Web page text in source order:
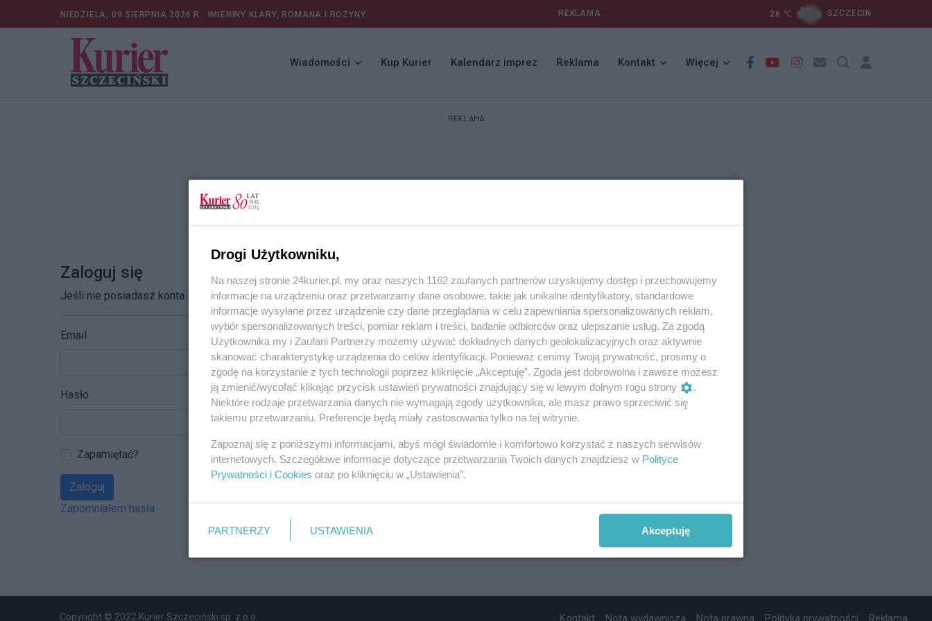
NIEDZIELA, 09 SIERPNIA 2026 R. IMIENINY KLARY, ROMANA I ROZYNY REKLAMA 26 ℃ SZCZECIN
Wiadomości Kup Kurier Kalendarz imprez Reklama Kontakt Więcej
REKLAMA
Zaloguj się
Jeśli nie posiadasz konta Zarejestruj się
Email
Hasło
Zapamiętać?
Zaloguj
Zapomniałem hasła
Copyright © 2022 Kurier Szczeciński sp. z o.o. Kontakt Nota wydawnicza Nota prawna Polityka prywatności Reklama
Drogi Użytkowniku,
Na naszej stronie 24kurier.pl, my oraz naszych 1162 zaufanych partnerów uzyskujemy dostęp i przechowujemy
informacje na urządzeniu oraz przetwarzamy dane osobowe, takie jak unikalne identyfikatory, standardowe
informacje wysyłane przez urządzenie czy dane przeglądania w celu zapewniania spersonalizowanych reklam,
wybór spersonalizowanych treści, pomiar reklam i treści, badanie odbiorców oraz ulepszanie usług. Za zgodą
Użytkownika my i Zaufani Partnerzy możemy używać dokładnych danych geolokalizacyjnych oraz aktywnie
skanować charakterystykę urządzenia do celów identyfikacji. Ponieważ cenimy Twoją prywatność, prosimy o
zgodę na korzystanie z tych technologii poprzez kliknięcie „Akceptuję”. Zgoda jest dobrowolna i zawsze możesz
ją zmienić/wycofać klikając przycisk ustawień prywatności znajdujący się w lewym dolnym rogu strony
.
Niektóre rodzaje przetwarzania danych nie wymagają zgody użytkownika, ale masz prawo sprzeciwić się
takiemu przetwarzaniu. Preferencje będą miały zastosowania tylko na tej witrynie.
Zapoznaj się z poniższymi informacjami, abyś mógł świadomie i komfortowo korzystać z naszych serwisów
internetowych. Szczegółowe informacje dotyczące przetwarzania Twoich danych znajdziesz w Polityce
Prywatności i Cookies oraz po kliknięciu w „Ustawienia”.
PARTNERZY USTAWIENIA Akceptuję